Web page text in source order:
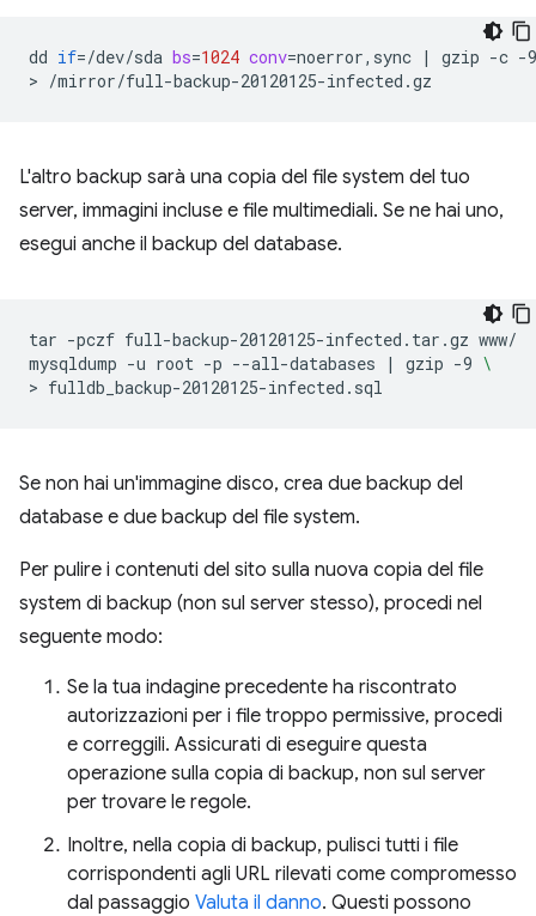
dd if=/dev/sda bs=1024 conv=noerror,sync | gzip -c -9
>
L'altro backup sarà una copia del file system del tuo
server, immagini incluse e file multimediali. Se ne hai uno,
esegui anche il backup del database.
tar -pczf full-backup-20120125-infected.tar.gz www/
mysqldump -u root -p --all-databases | gzip -9 \
>
Se non hai un'immagine disco, crea due backup del
database e due backup del file system.
Per pulire i contenuti del sito sulla nuova copia del file
system di backup (non sul server stesso), procedi nel
seguente modo:
Se la tua indagine precedente ha riscontrato
autorizzazioni per i file troppo permissive, procedi
e correggili. Assicurati di eseguire questa
operazione sulla copia di backup, non sul server
per trovare le regole.
Inoltre, nella copia di backup, pulisci tutti i file
corrispondenti agli URL rilevati come compromesso
dal passaggio Valuta il danno. Questi possono